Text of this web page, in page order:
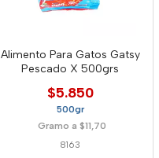
Alimento Para Gatos Gatsy
Pescado X 500grs
$5.850
500gr
Gramo a $11,70
8163